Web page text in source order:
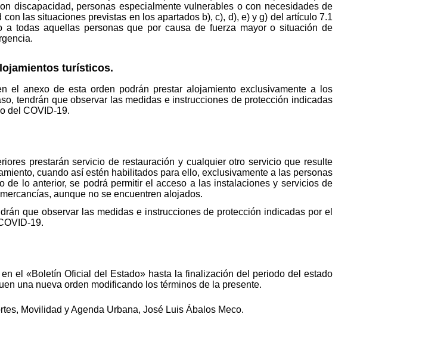
discapacidad, personas especialmente vulnerables o con necesidades de
las situaciones previstas en los apartados b), c), d), e) y g) del artículo 7.1
todas aquellas personas que por causa de fuerza mayor o situación de
turísticos.
el anexo de esta orden podrán prestar alojamiento exclusivamente a los
tendrán que observar las medidas e instrucciones de protección indicadas
del COVID-19.
prestarán servicio de restauración y cualquier otro servicio que resulte
cuando así estén habilitados para ello, exclusivamente a las personas
lo anterior, se podrá permitir el acceso a las instalaciones y servicios de
aunque no se encuentren alojados.
que observar las medidas e instrucciones de protección indicadas por el
19.
el «Boletín Oficial del Estado» hasta la finalización del periodo del estado
una nueva orden modificando los términos de la presente.
Movilidad y Agenda Urbana, José Luis Ábalos Meco.